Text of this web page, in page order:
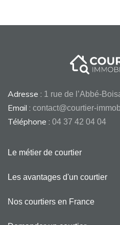
Adresse : 1 rue de l’Abbé-
Email : contact@courtier-
Téléphone : 04 37 42 04 04
Le métier de courtier
Les avantages d'un courtier
Nos courtiers en France